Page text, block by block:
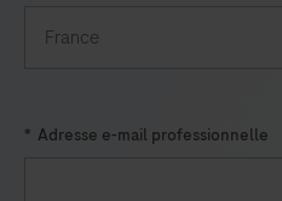
* Adresse e-mail professionnelle